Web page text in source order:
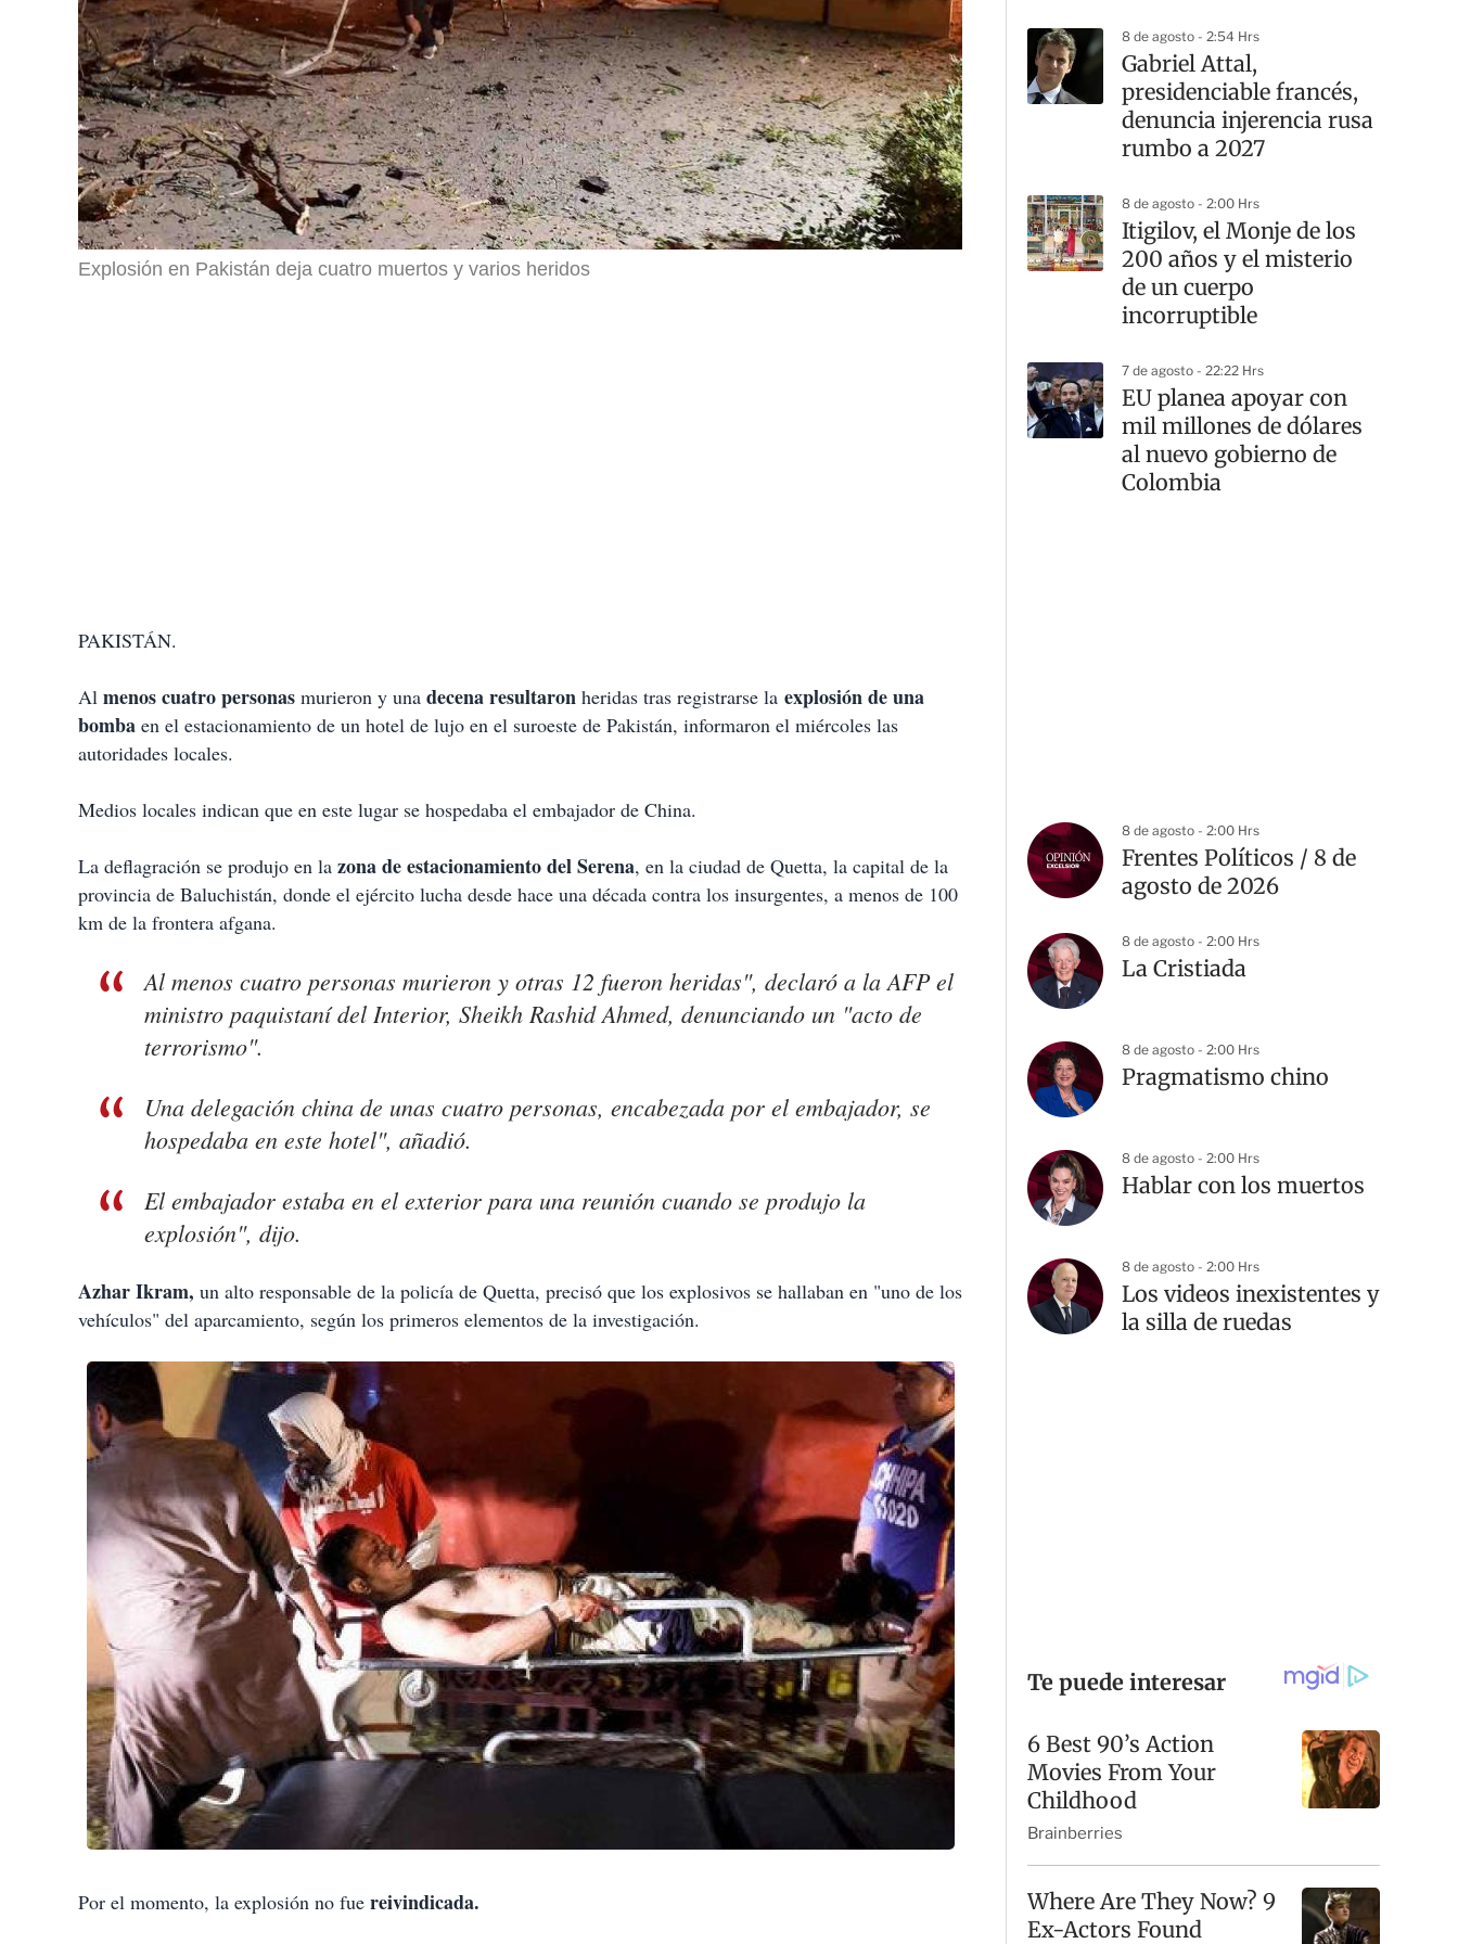
Explosión en Pakistán deja cuatro muertos y varios heridos
PAKISTÁN.
Al menos cuatro personas murieron y una decena resultaron heridas tras registrarse la explosión de una
bomba en el estacionamiento de un hotel de lujo en el suroeste de Pakistán, informaron el miércoles las
autoridades locales.
Medios locales indican que en este lugar se hospedaba el embajador de China.
La deflagración se produjo en la zona de estacionamiento del Serena, en la ciudad de Quetta, la capital de la
provincia de Baluchistán, donde el ejército lucha desde hace una década contra los insurgentes, a menos de 100
km de la frontera afgana.
Al menos cuatro personas murieron y otras 12 fueron heridas", declaró a la AFP el
ministro paquistaní del Interior, Sheikh Rashid Ahmed, denunciando un "acto de
terrorismo".
Una delegación china de unas cuatro personas, encabezada por el embajador, se
hospedaba en este hotel", añadió.
El embajador estaba en el exterior para una reunión cuando se produjo la
explosión", dijo.
Azhar Ikram, un alto responsable de la policía de Quetta, precisó que los explosivos se hallaban en "uno de los
vehículos" del aparcamiento, según los primeros elementos de la investigación.
Por el momento, la explosión no fue reivindicada.
8 de agosto - 2:54 Hrs
Gabriel Attal,
presidenciable francés,
denuncia injerencia rusa
rumbo a 2027
8 de agosto - 2:00 Hrs
Itigilov, el Monje de los
200 años y el misterio
de un cuerpo
incorruptible
7 de agosto - 22:22 Hrs
EU planea apoyar con
mil millones de dólares
al nuevo gobierno de
Colombia
8 de agosto - 2:00 Hrs
Frentes Políticos / 8 de
agosto de 2026
8 de agosto - 2:00 Hrs
La Cristiada
8 de agosto - 2:00 Hrs
Pragmatismo chino
8 de agosto - 2:00 Hrs
Hablar con los muertos
8 de agosto - 2:00 Hrs
Los videos inexistentes y
la silla de ruedas